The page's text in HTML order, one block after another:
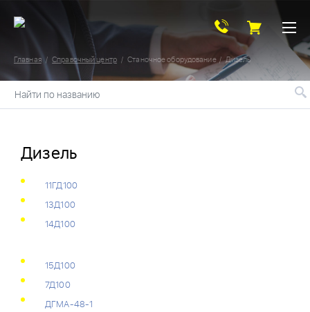
Главная Справочный центр Станочное оборудование Дизель
Найти по названию
Дизель
11ГД100
13Д100
14Д100
15Д100
7Д100
ДГМА-48-1